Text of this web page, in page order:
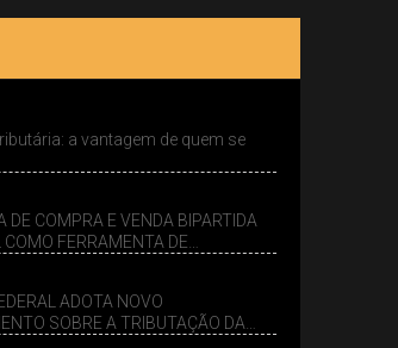
a vantagem de quem se
DE COMPRA E VENDA BIPARTIDA
COMO FERRAMENTA DE
ADOTA NOVO
SOBRE A TRIBUTAÇÃO DA